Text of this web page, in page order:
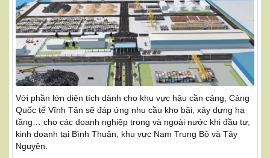
Với phần lớn diện tích dành cho khu vực hậu cần cảng, Cảng
Quốc tế Vĩnh Tân sẽ đáp ứng nhu cầu kho bãi, xây dựng hạ
tầng… cho các doanh nghiệp trong và ngoài nước khi đầu tư,
kinh doanh tại Bình Thuận, khu vực Nam Trung Bộ và Tây
Nguyên.